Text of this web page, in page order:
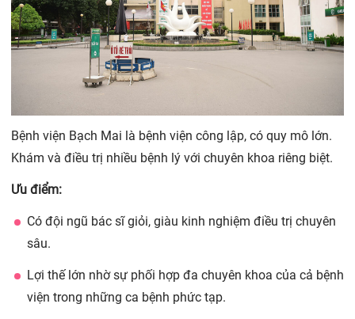
Bệnh viện Bạch Mai là bệnh viện công lập, có quy mô lớn.
Khám và điều trị nhiều bệnh lý với chuyên khoa riêng biệt.
Ưu điểm:
Có đội ngũ bác sĩ giỏi, giàu kinh nghiệm điều trị chuyên
sâu.
Lợi thế lớn nhờ sự phối hợp đa chuyên khoa của cả bệnh
viện trong những ca bệnh phức tạp.